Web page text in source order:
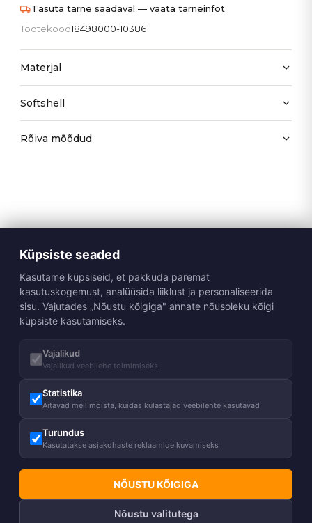
Tasuta tarne saadaval — vaata tarneinfot
Tootekood18498000-10386
Materjal
Softshell
Rõiva mõõdud
Küpsiste seaded
Kasutame küpsiseid, et pakkuda paremat
kasutuskogemust, analüüsida liiklust ja personaliseerida
sisu. Vajutades „Nõustu kõigiga" annate nõusoleku kõigi
küpsiste kasutamiseks.
Vajalikud
Vajalikud veebilehe toimimiseks
Statistika
Aitavad meil mõista, kuidas külastajad veebilehte kasutavad
Turundus
Kasutatakse asjakohaste reklaamide kuvamiseks
NÕUSTU KÕIGIGA
Nõustu valitutega